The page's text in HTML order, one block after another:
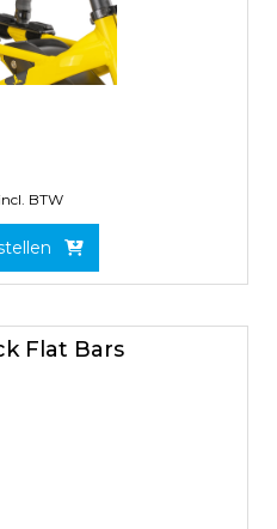
incl. BTW
Flat Bars